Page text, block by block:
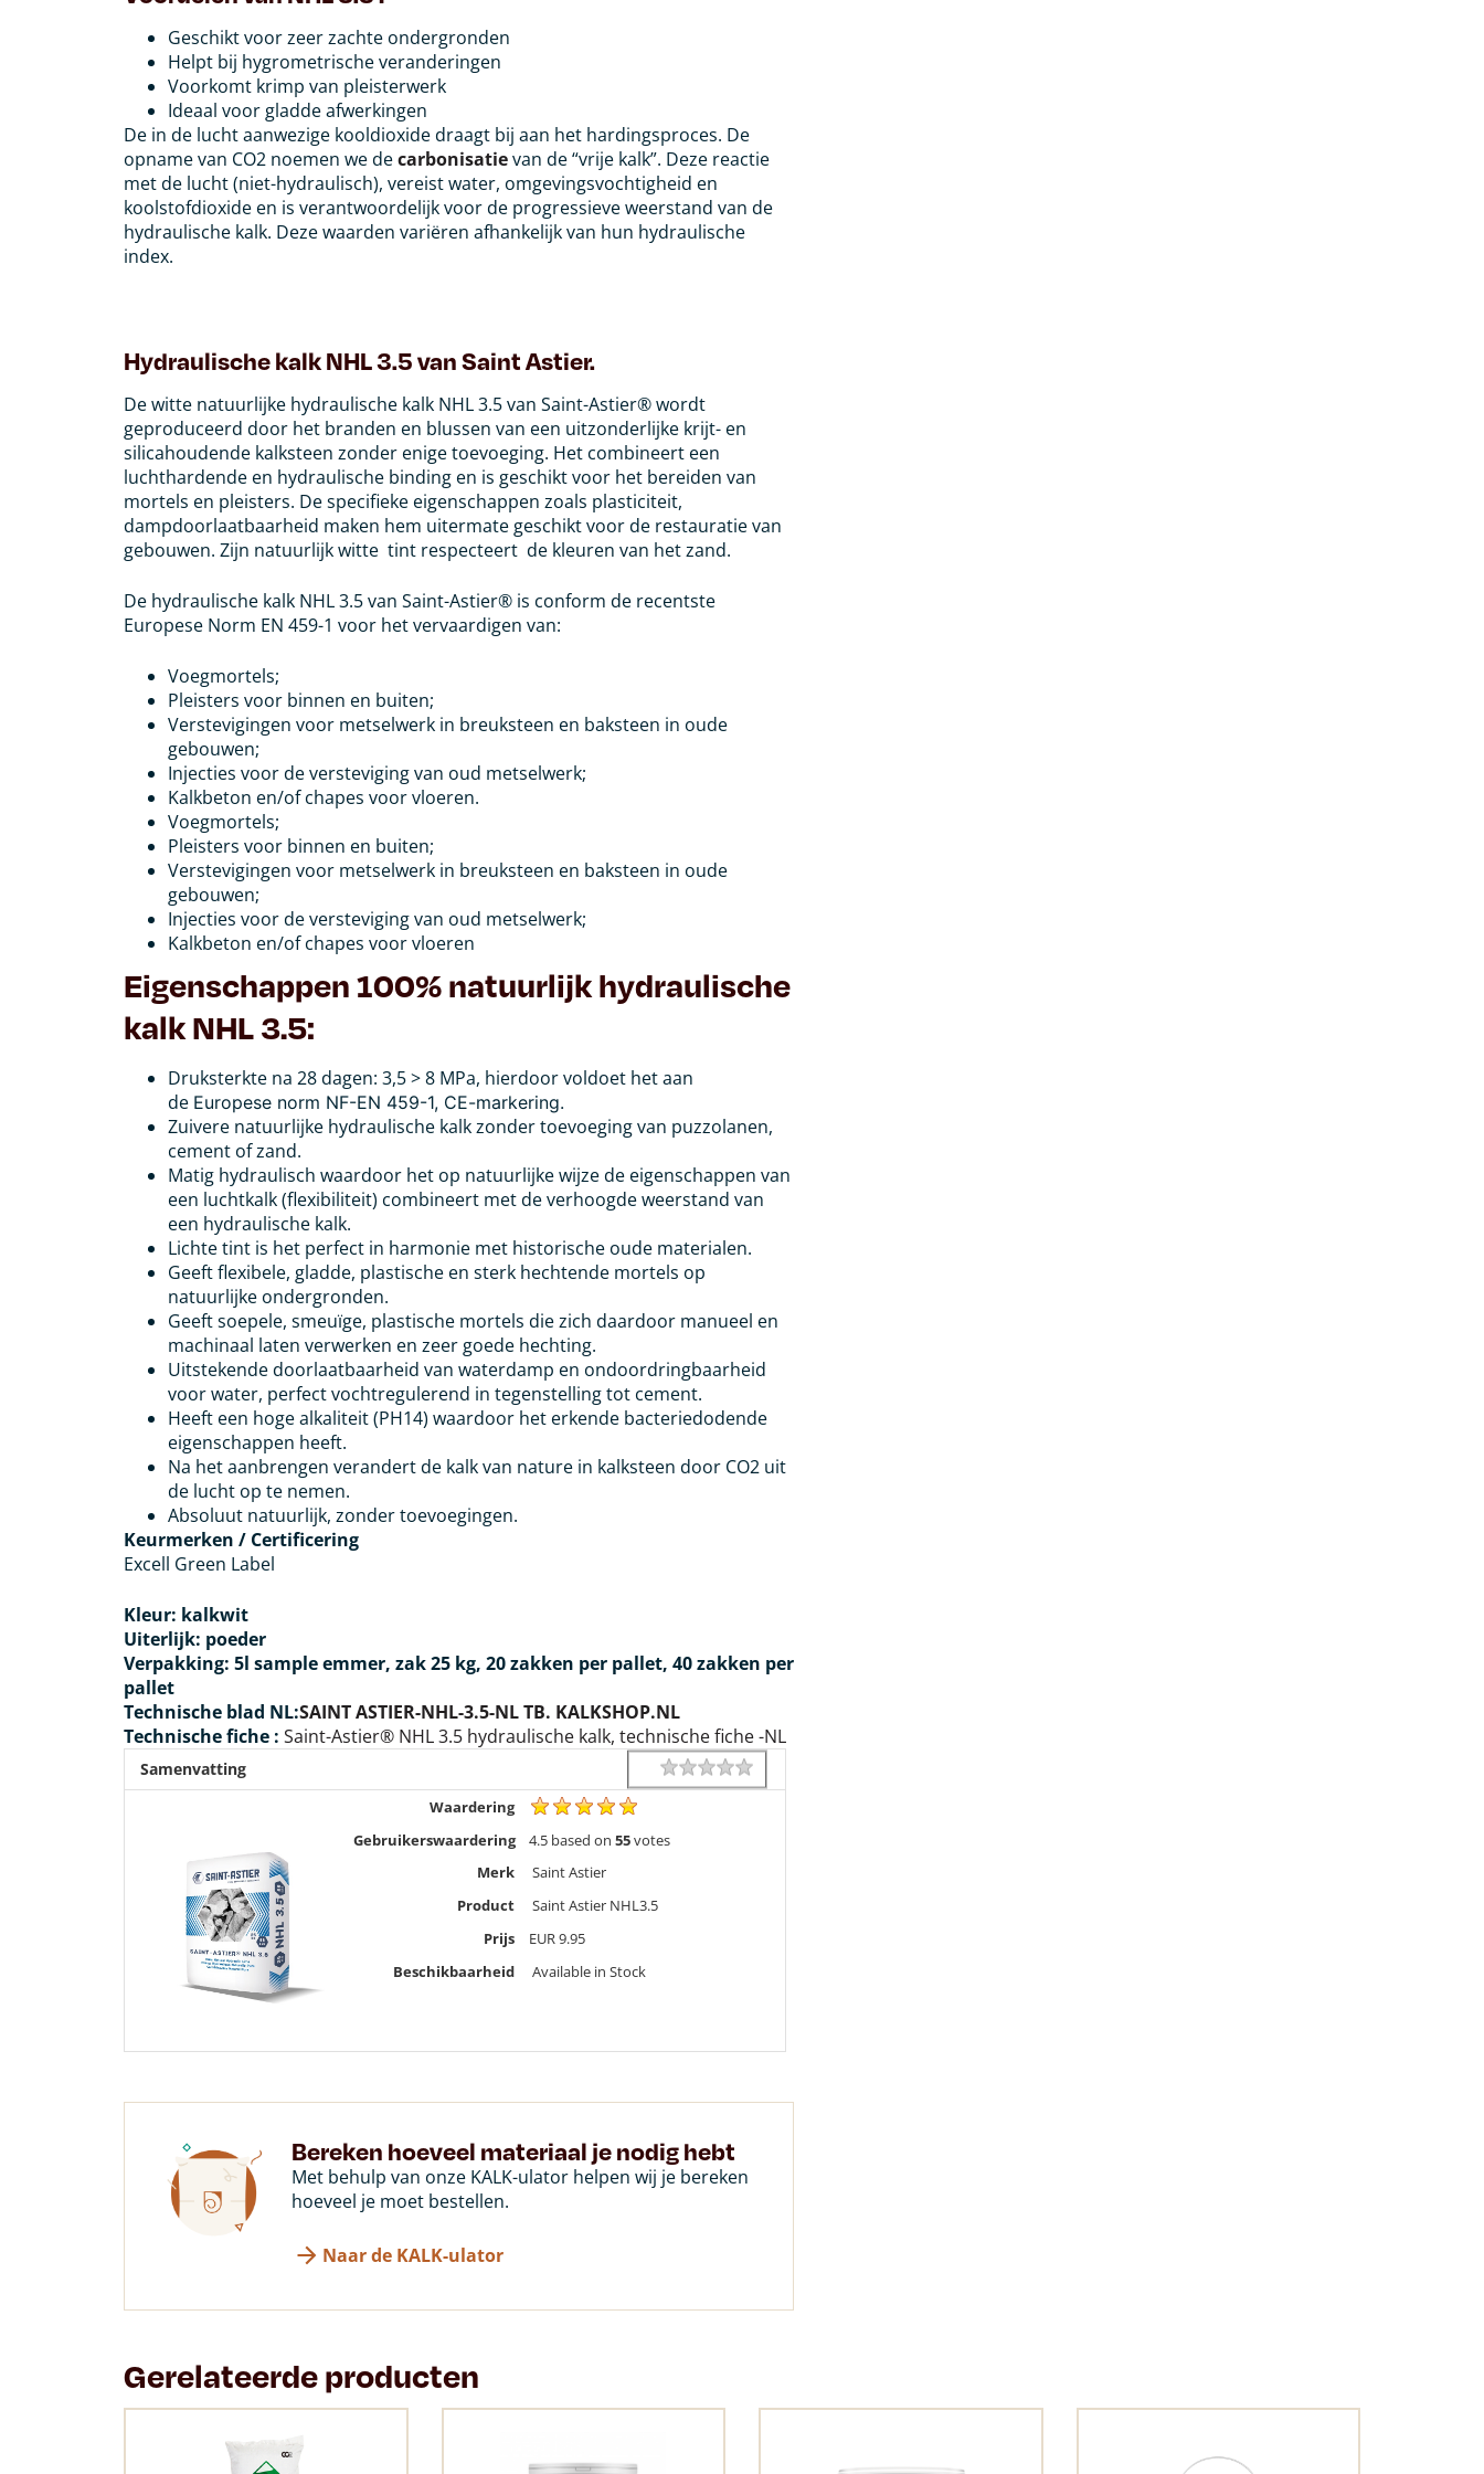
Geschikt voor zeer zachte ondergronden
Helpt bij hygrometrische veranderingen
Voorkomt krimp van pleisterwerk
Ideaal voor gladde afwerkingen
De in de lucht aanwezige kooldioxide draagt bij aan het hardingsproces. De
opname van CO2 noemen we decarbonisatievan de “vrije kalk”. Deze reactie
met de lucht (niet-hydraulisch), vereist water, omgevingsvochtigheid en
koolstofdioxide en is verantwoordelijk voor de progressieve weerstand van de
hydraulische kalk. Deze waarden variëren afhankelijk van hun hydraulische
index.
Hydraulische kalk NHL 3.5 van Saint Astier.
De witte natuurlijke hydraulische kalk NHL 3.5 van Saint-Astier® wordt
geproduceerd door het branden en blussen van een uitzonderlijke krijt- en
silicahoudende kalksteen zonder enige toevoeging. Het combineert een
luchthardende en hydraulische binding en is geschikt voor het bereiden van
mortels en pleisters. De specifieke eigenschappen zoals plasticiteit,
dampdoorlaatbaarheid maken hem uitermate geschikt voor de restauratie van
gebouwen. Zijn natuurlijk witte tint respecteert de kleuren van het zand.
De hydraulische kalk NHL 3.5 van Saint-Astier® is conform de recentste
Europese Norm EN 459-1 voor het vervaardigen van:
Voegmortels;
Pleisters voor binnen en buiten;
Verstevigingen voor metselwerk in breuksteen en baksteen in oude
gebouwen;
Injecties voor de versteviging van oud metselwerk;
Kalkbeton en/of chapes voor vloeren.
Voegmortels;
Pleisters voor binnen en buiten;
Verstevigingen voor metselwerk in breuksteen en baksteen in oude
gebouwen;
Injecties voor de versteviging van oud metselwerk;
Kalkbeton en/of chapes voor vloeren
Eigenschappen100% natuurlijk hydraulische
kalk NHL 3.5:
Druksterkte na 28 dagen: 3,5 > 8 MPa, hierdoor voldoet het aan
de Europese norm NF-EN 459-1, CE-markering.
Zuivere natuurlijke hydraulische kalk zonder toevoeging van puzzolanen,
cement of zand.
Matig hydraulisch waardoor het op natuurlijke wijze de eigenschappen van
een luchtkalk (flexibiliteit) combineert met de verhoogde weerstand van
een hydraulische kalk.
Lichte tint is het perfect in harmonie met historische oude materialen.
Geeft flexibele, gladde, plastische en sterk hechtende mortels op
natuurlijke ondergronden.
Geeft soepele, smeuïge, plastische mortels die zich daardoor manueel en
machinaal laten verwerken en zeer goede hechting.
Uitstekende doorlaatbaarheid van waterdamp en ondoordringbaarheid
voor water, perfect vochtregulerend in tegenstelling tot cement.
Heeft een hoge alkaliteit (PH14) waardoor het erkende bacteriedodende
eigenschappen heeft.
Na het aanbrengen verandert de kalk van nature in kalksteen door CO2 uit
de lucht op te nemen.
Absoluut natuurlijk, zonder toevoegingen.
Keurmerken / Certificering
Excell Green Label
Kleur: kalkwit
Uiterlijk: poeder
Verpakking: 5l sample emmer, zak 25 kg, 20 zakken per pallet, 40 zakken per
pallet
Technische blad NL:SAINT ASTIER-NHL-3.5-NL TB. KALKSHOP.NL
Technische fiche : Saint-Astier® NHL 3.5 hydraulische kalk, technische fiche -NL
Samenvatting Rating 1 star
2 stars
3 stars
4 stars
5 stars
Waardering
Gebruikerswaardering
4.5based on 55votes
Merk
Saint Astier
Product
Saint Astier NHL3.5
Prijs
EUR9.95
Beschikbaarheid
Available in Stock
Bereken hoeveel materiaal je nodig hebt
Met behulp van onze KALK-ulator helpen wij je bereken
hoeveel je moet bestellen.
Naar de KALK-ulator
Gerelateerde producten